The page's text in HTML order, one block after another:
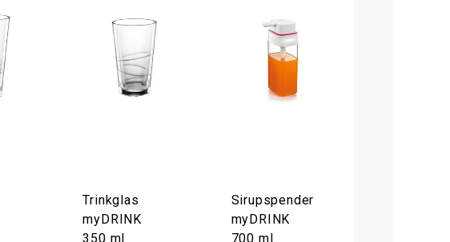
Trinkglas
myDRINK
350 ml
Sirupspender
myDRINK
700 ml